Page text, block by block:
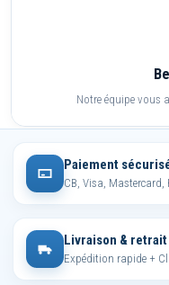
Notre équipe vous
Paiement
CB, Visa, Mastercard,
Livraison & retrait
Expédition rapide +